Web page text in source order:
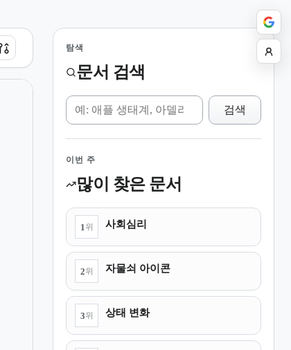
탐색
문서 검색
위키 검색
검색
이번 주
많이 찾은 문서
1 위 사회심리
2위 자물쇠 아이콘
3위 상태 변화